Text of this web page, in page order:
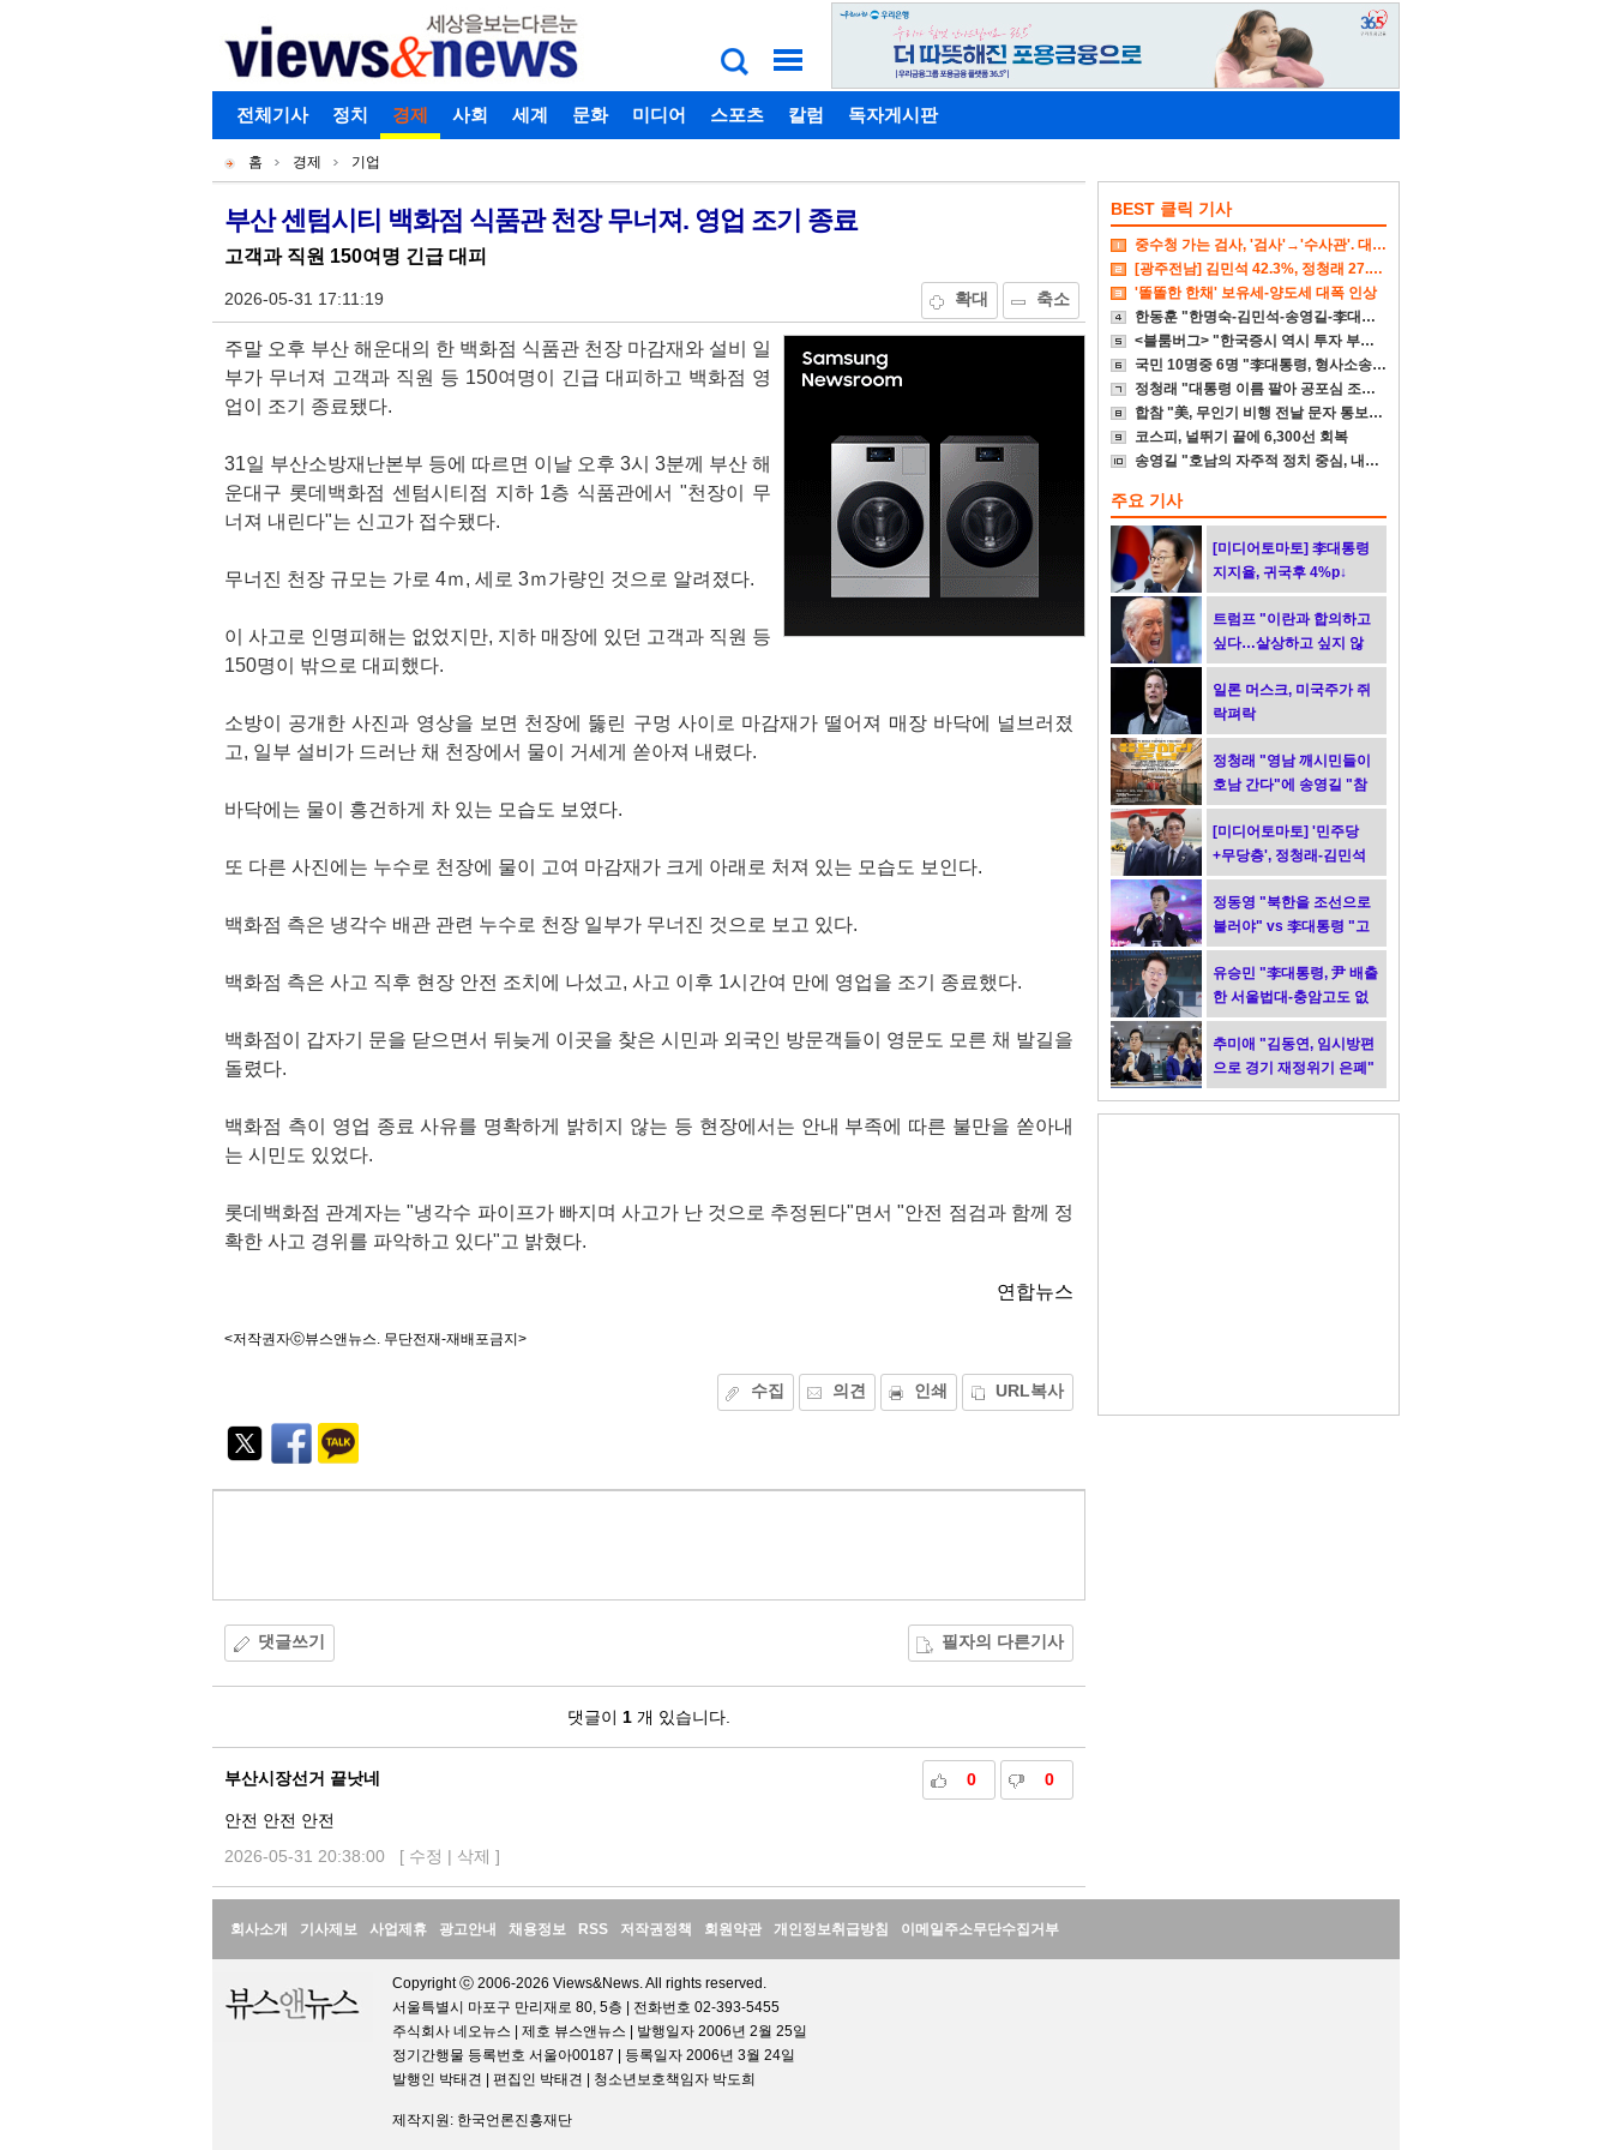
개
별
메
뉴
로그인 회원가입 아이디찾기 비밀번호찾기
주
메
뉴
전체기사 정치 경제 사회 세계 문화 미디어 스포츠 칼럼 독자게시판
현
재
위
치
홈 경제 기업
기
사
본
문
부산 센텀시티 백화점 식품관 천장 무너져. 영업 조기 종료
고객과 직원 150여명 긴급 대피
2026-05-31 17:11:19 확대 축소
주말 오후 부산 해운대의 한 백화점 식품관 천장 마감재와 설비 일
부가 무너져 고객과 직원 등 150여명이 긴급 대피하고 백화점 영
업이 조기 종료됐다.
31일 부산소방재난본부 등에 따르면 이날 오후 3시 3분께 부산 해
운대구 롯데백화점 센텀시티점 지하 1층 식품관에서 "천장이 무
너져 내린다"는 신고가 접수됐다.
무너진 천장 규모는 가로 4ｍ, 세로 3ｍ가량인 것으로 알려졌다.
이 사고로 인명피해는 없었지만, 지하 매장에 있던 고객과 직원 등
150명이 밖으로 대피했다.
소방이 공개한 사진과 영상을 보면 천장에 뚫린 구멍 사이로 마감재가 떨어져 매장 바닥에 널브러졌
고, 일부 설비가 드러난 채 천장에서 물이 거세게 쏟아져 내렸다.
바닥에는 물이 흥건하게 차 있는 모습도 보였다.
또 다른 사진에는 누수로 천장에 물이 고여 마감재가 크게 아래로 처져 있는 모습도 보인다.
백화점 측은 냉각수 배관 관련 누수로 천장 일부가 무너진 것으로 보고 있다.
백화점 측은 사고 직후 현장 안전 조치에 나섰고, 사고 이후 1시간여 만에 영업을 조기 종료했다.
백화점이 갑자기 문을 닫으면서 뒤늦게 이곳을 찾은 시민과 외국인 방문객들이 영문도 모른 채 발길을
돌렸다.
백화점 측이 영업 종료 사유를 명확하게 밝히지 않는 등 현장에서는 안내 부족에 따른 불만을 쏟아내
는 시민도 있었다.
롯데백화점 관계자는 "냉각수 파이프가 빠지며 사고가 난 것으로 추정된다"면서 "안전 점검과 함께 정
확한 사고 경위를 파악하고 있다"고 밝혔다.
연합뉴스
<저작권자ⓒ뷰스앤뉴스. 무단전재-재배포금지>
능
수집 의견 인쇄 URL복사
외
댓글쓰기 필자의 다른기사
글
댓글이 1 개 있습니다.
0 0
부산시장선거 끝낫네
안전 안전 안전
2026-05-31 20:38:00 [ 수정 | 삭제 ]
BEST 클릭 기사
중수청 가는 검사, '검사'→'수사관'. 대다수 기피
[광주전남] 김민석 42.3%, 정청래 27.7%, 송영길 13.8%
'똘똘한 한채' 보유세-양도세 대폭 인상
한동훈 "한명숙-김민석-송영길-李대통령 뭐가 억울하냐"
<블룸버그> "한국증시 역시 투자 부적합 국가"
국민 10명중 6명 "李대통령, 형사소송법 거부권 행사해야"
정청래 "대통령 이름 팔아 공포심 조성 대단히 비겁"
합참 "美, 무인기 비행 전날 문자 통보…우리 실무자가 보고 누락"
코스피, 널뛰기 끝에 6,300선 회복
송영길 "호남의 자주적 정치 중심, 내가 다시 세우겠다"
주요 기사
[미디어토마토] 李대통령
지지율, 귀국후 4%p↓
트럼프 "이란과 합의하고
싶다…살상하고 싶지 않
아"
일론 머스크, 미국주가 쥐
락펴락
정청래 "영남 깨시민들이
호남 간다"에 송영길 "참
담"
[미디어토마토] '민주당
+무당층', 정청래-김민석
0.1%p차 초접전
정동영 "북한을 조선으로
불러야" vs 李대통령 "고
민 더 하라"
유승민 "李대통령, 尹 배출
한 서울법대-충암고도 없
애야지?"
추미애 "김동연, 임시방편
으로 경기 재정위기 은폐"
정
보
회사소개 기사제보 사업제휴 광고안내 채용정보 RSS 저작권정책 회원약관 개인정보취급방침 이메일주소무단수집거부
Copyright ⓒ 2006-2026 Views&News. All rights reserved.
서울특별시 마포구 만리재로 80, 5층 | 전화번호 02-393-5455
주식회사 네오뉴스 | 제호 뷰스앤뉴스 | 발행일자 2006년 2월 25일
정기간행물 등록번호 서울아00187 | 등록일자 2006년 3월 24일
발행인 박태견 | 편집인 박태견 | 청소년보호책임자 박도희
제작지원: 한국언론진흥재단